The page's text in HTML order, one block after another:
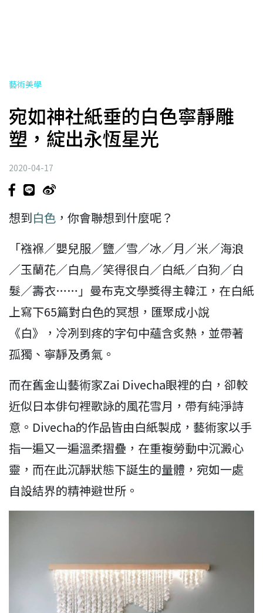
藝術美學
宛如神社紙垂的白色寧靜雕
塑，綻出永恆星光
2020-04-17
想到白色 ，你會聯想到什麼呢？
「襁褓／嬰兒服／鹽／雪／冰／月／米／海浪
／玉蘭花／白鳥／笑得很白／白紙／白狗／白
髮／壽衣……」曼布克文學獎得主韓江，在白紙
上寫下65篇對白色的冥想，匯聚成小說
《白》，冷冽到疼的字句中蘊含炙熱，並帶著
孤獨、寧靜及勇氣。
而在舊金山藝術家Zai Divecha眼裡的白，卻較
近似日本俳句裡歌詠的風花雪月，帶有純淨詩
意。Divecha的作品皆由白紙製成，藝術家以手
指一遍又一遍溫柔摺疊，在重複勞動中沉澱心
靈，而在此沉靜狀態下誕生的量體，宛如一處
自設結界的精神避世所。